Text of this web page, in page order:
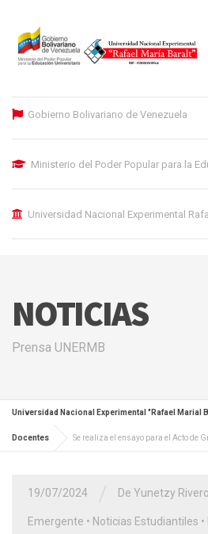
Gobierno Bolivariano de Venezuela
Ministerio del Poder Popular para la
Universidad Nacional Experimental
NOTICIAS
Prensa UNERMB
Universidad Nacional Experimental "Rafael Marial
Docentes Se realiza el ensayo para el Acto de
19/07/2024 De Yunetzy Rivero
Emergente • Noticias Estudiantiles •